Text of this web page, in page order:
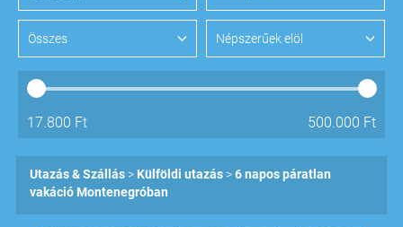
Összes Népszerűek elöl
17.800 Ft 500.000 Ft
Utazás & Szállás Külföldi utazás
6 napos páratlan
vakáció Montenegróban